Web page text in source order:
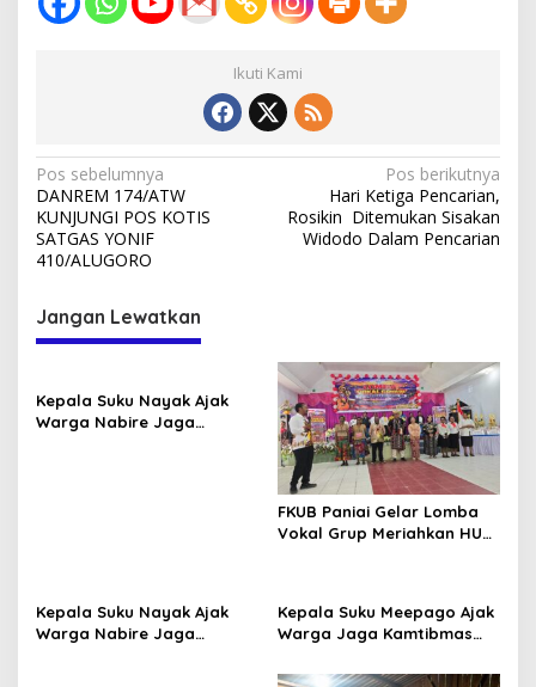
Ikuti Kami
Navigasi
pos
Pos sebelumnya
DANREM 174/ATW
KUNJUNGI POS KOTIS
SATGAS YONIF
410/ALUGORO
Pos berikutnya
Hari Ketiga Pencarian,
Rosikin Ditemukan Sisakan
Widodo Dalam Pencarian
Jangan Lewatkan
Kepala Suku Nayak Ajak
Warga Nabire Jaga
FKUB Paniai Gelar Lomba
Vokal Grup Meriahkan HUT
Kepala Suku Nayak Ajak
Warga Nabire Jaga
Kepala Suku Meepago Ajak
Warga Jaga Kamtibmas
Pemerintah